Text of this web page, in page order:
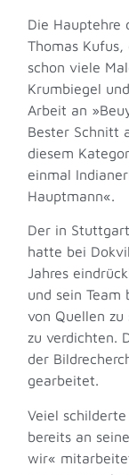
Die Hauptehre
Thomas
schon viele
Krumbiegel
Arbeit an
Bester Schnitt
diesem
einmal
Hauptmann«.
Der in
hatte bei
Jahres
und sein
von Quellen
zu verdichten.
der
gearbeitet.
Veiel
bereits an
wir«